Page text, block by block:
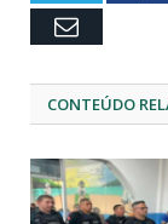
Email
CONTEÚDO